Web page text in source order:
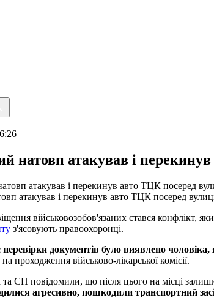
натовп атакував і
атакував і перекинув авто ТЦК посеред
військовозобов'язаних стався конфлікт,
з'ясовують правоохоронці.
перевірки документів було виявлено
проходження військово-лікарської комісії.
СП повідомили, що після цього на місці
агресивно, пошкодили транспортний